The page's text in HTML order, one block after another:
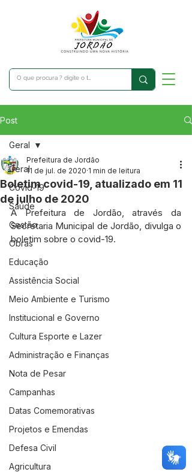
Post
Geral
Covid-19
Saúde
Gestão
Obras
Educação
Assistência Social
Meio Ambiente e Turismo
Institucional e Governo
Cultura Esporte e Lazer
Administração e Finanças
Nota de Pesar
Campanhas
Datas Comemorativas
Projetos e Emendas
Defesa Civil
Agricultura
Geral
Boletim covid-19, atualizado em 11
de julho de 2020
Prefeitura de Jordão
11 de jul. de 2020 1 min de leitura
A Prefeitura de Jordão, através da
Secretaria Municipal de Jordão, divulga o
boletim sobre o covid-19.